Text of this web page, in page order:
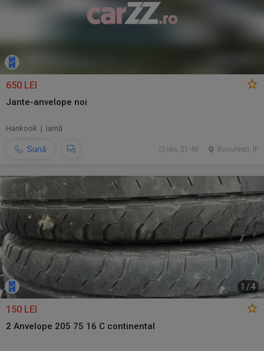
650 LEI
Jante-anvelope noi
Hankook | iarnă
Sună Bucuresti, IF
ieri, 21:46
1 /4
150 LEI
2 Anvelope 205 75 16 C continental